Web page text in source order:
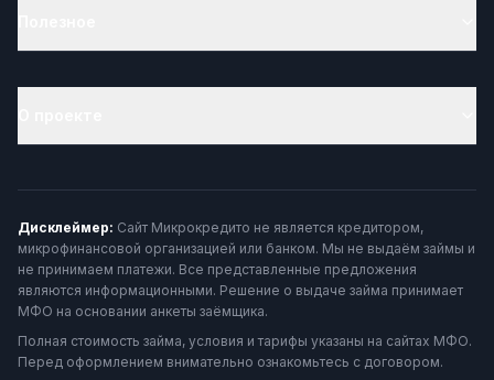
Дисклеймер: Сайт Микрокредито не является кредитором,
микрофинансовой организацией или банком. Мы не выдаём займы и
не принимаем платежи. Все представленные предложения
являются информационными. Решение о выдаче займа принимает
МФО на основании анкеты заёмщика.
Полная стоимость займа, условия и тарифы указаны на сайтах МФО.
Перед оформлением внимательно ознакомьтесь с договором.